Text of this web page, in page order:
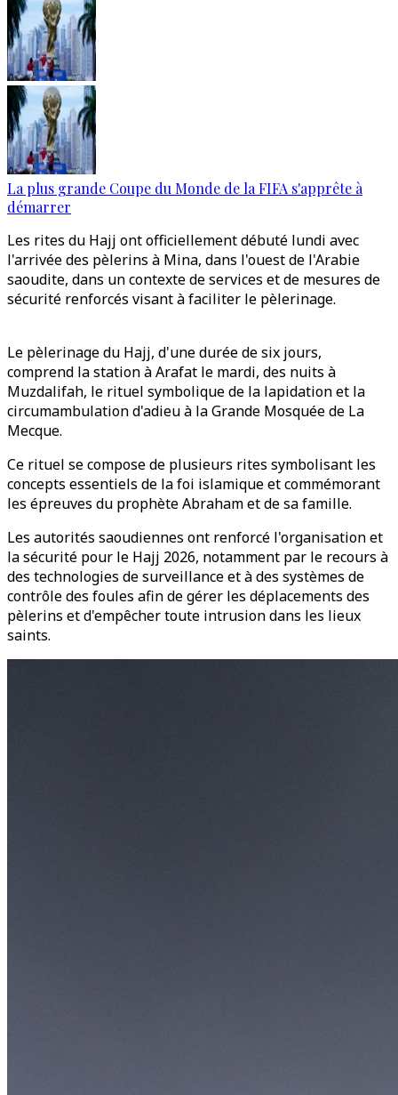
La plus grande Coupe du Monde de la FIFA s'apprête à
démarrer
Les rites du Hajj ont officiellement débuté lundi avec
l'arrivée des pèlerins à Mina, dans l'ouest de l'Arabie
saoudite, dans un contexte de services et de mesures de
sécurité renforcés visant à faciliter le pèlerinage.
Le pèlerinage du Hajj, d'une durée de six jours,
comprend la station à Arafat le mardi, des nuits à
Muzdalifah, le rituel symbolique de la lapidation et la
circumambulation d'adieu à la Grande Mosquée de La
Mecque.
Ce rituel se compose de plusieurs rites symbolisant les
concepts essentiels de la foi islamique et commémorant
les épreuves du prophète Abraham et de sa famille.
Les autorités saoudiennes ont renforcé l'organisation et
la sécurité pour le Hajj 2026, notamment par le recours à
des technologies de surveillance et à des systèmes de
contrôle des foules afin de gérer les déplacements des
pèlerins et d'empêcher toute intrusion dans les lieux
saints.